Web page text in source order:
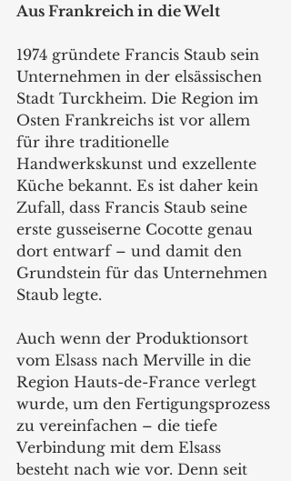
Aus Frankreich in die Welt
1974 gründete Francis Staub sein
Unternehmen in der elsässischen
Stadt Turckheim. Die Region im
Osten Frankreichs ist vor allem
für ihre traditionelle
Handwerkskunst und exzellente
Küche bekannt. Es ist daher kein
Zufall, dass Francis Staub seine
erste gusseiserne Cocotte genau
dort entwarf – und damit den
Grundstein für das Unternehmen
Staub legte.
Auch wenn der Produktionsort
vom Elsass nach Merville in die
Region Hauts-de-France verlegt
wurde, um den Fertigungsprozess
zu vereinfachen – die tiefe
Verbindung mit dem Elsass
besteht nach wie vor. Denn seit